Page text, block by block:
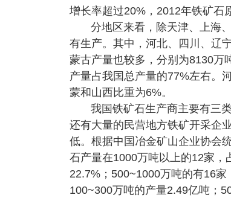
增长率超过20%，2012年铁矿石
分地区来看，除天津、上海
有生产。其中，河北、四川、辽
蒙古产量也较多，分别为8130万
产量占我国总产量的77%左右。
蒙和山西比重为6%。
我国铁矿石生产商主要有三
还有大量的民营地方铁矿开采企
低。根据中国冶金矿山企业协会
石产量在1000万吨以上的12家
22.7%；500~1000万吨的有16
100~300万吨的产量2.49亿吨；